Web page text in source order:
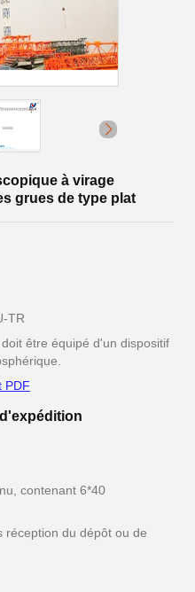
à virage
grues de type plat
TR
être équipé d'un dispositif
PDF
contenant 6*40
réception du dépôt ou de